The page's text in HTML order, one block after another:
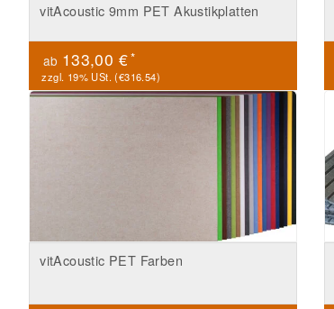
vitAcoustic 9mm PET Akustikplatten
ab 133,00 €*
zzgl. 19% USt. (€316.54)
vitAcoustic PET Farben